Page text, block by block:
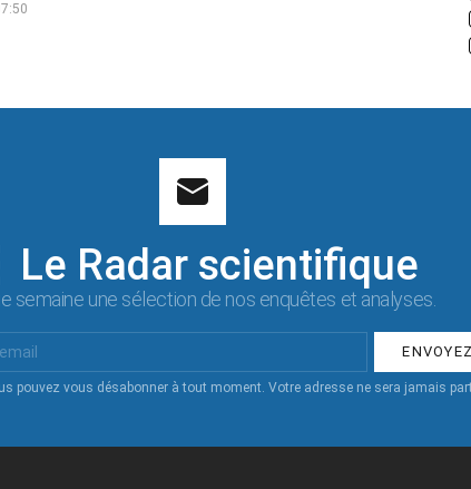
Le Radar scientifique
semaine une sélection de nos enquêtes et analyses.
pouvez vous désabonner à tout moment. Votre adresse ne sera jamais